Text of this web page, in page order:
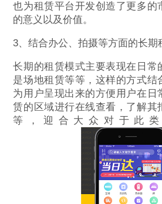
也为租赁平台开发创造了更多的
的意义以及价值。
3、结合办公、拍摄等方面的长期
长期的租赁模式主要表现在日常
是场地租赁等等，这样的方式结
为用户呈现出来的方便用户在日
赁的区域进行在线查看，了解其
等，迎合大众对于此类